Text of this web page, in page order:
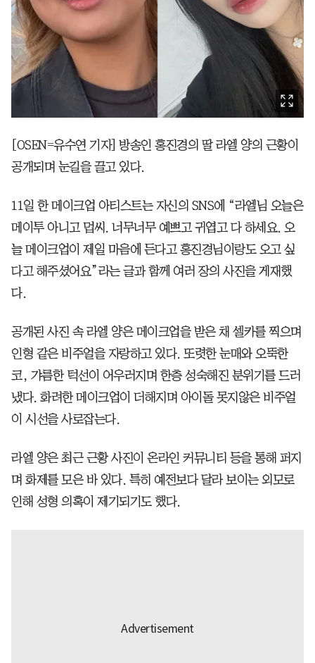
[OSEN=유수연 기자] 방송인 홍진경의 딸 라엘 양의 근황이
공개되며 눈길을 끌고 있다.
11일 한 메이크업 아티스트는 자신의 SNS에 “라엘님 오늘은
메이투 아니고 멉씨. 너무너무 예쁘고 귀엽고 다 하세요. 오
늘 메이크업이 제일 마음에 든다고 홍진경님이랑도 오고 싶
다고 해주셨어요”라는 글과 함께 여러 장의 사진을 게재했
다.
공개된 사진 속 라엘 양은 메이크업을 받은 채 셀카를 찍으며
인형 같은 비주얼을 자랑하고 있다. 또렷한 눈매와 오뚝한
코, 갸름한 턱선이 어우러지며 한층 성숙해진 분위기를 드러
냈다. 화려한 메이크업이 더해지며 아이돌 못지않은 비주얼
이 시선을 사로잡는다.
라엘 양은 최근 근황 사진이 온라인 커뮤니티 등을 통해 퍼지
며 화제를 모은 바 있다. 특히 예전보다 달라 보이는 외모로
인해 성형 의혹이 제기되기도 했다.